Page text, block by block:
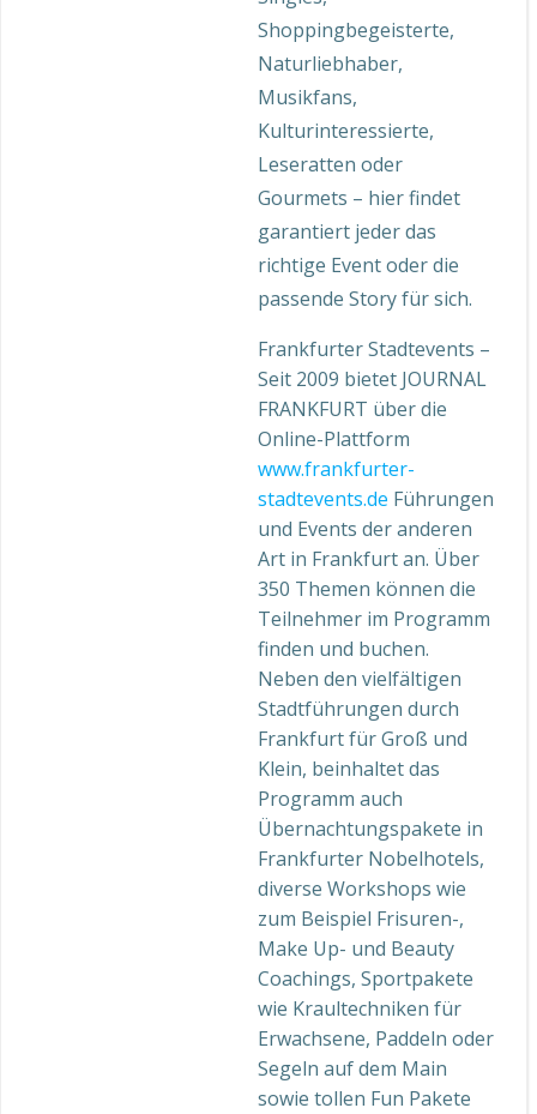
Shoppingbegeisterte,
Naturliebhaber,
Musikfans,
Kulturinteressierte,
Leseratten oder
Gourmets – hier findet
garantiert jeder das
richtige Event oder die
passende Story für sich.
Frankfurter Stadtevents –
Seit 2009 bietet JOURNAL
FRANKFURT über die
Online-Plattform
www.frankfurter-
stadtevents.de Führungen
und Events der anderen
Art in Frankfurt an. Über
350 Themen können die
Teilnehmer im Programm
finden und buchen.
Neben den vielfältigen
Stadtführungen durch
Frankfurt für Groß und
Klein, beinhaltet das
Programm auch
Übernachtungspakete in
Frankfurter Nobelhotels,
diverse Workshops wie
zum Beispiel Frisuren-,
Make Up- und Beauty
Coachings, Sportpakete
wie Kraultechniken für
Erwachsene, Paddeln oder
Segeln auf dem Main
sowie tollen Fun Pakete